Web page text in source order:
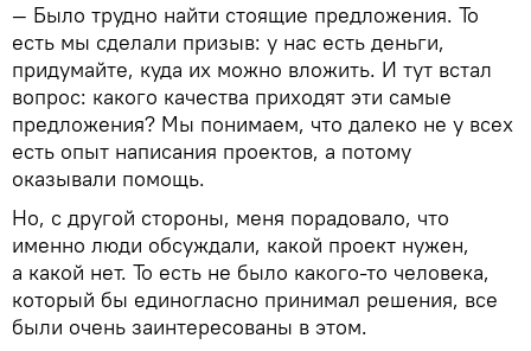
— Было трудно найти стоящие предложения. То
есть мы сделали призыв: у нас есть деньги,
придумайте, куда их можно вложить. И тут встал
вопрос: какого качества приходят эти самые
предложения? Мы понимаем, что далеко не у всех
есть опыт написания проектов, а потому
оказывали помощь.
Но, с другой стороны, меня порадовало, что
именно люди обсуждали, какой проект нужен,
а какой нет. То есть не было какого-то человека,
который бы единогласно принимал решения, все
были очень заинтересованы в этом.